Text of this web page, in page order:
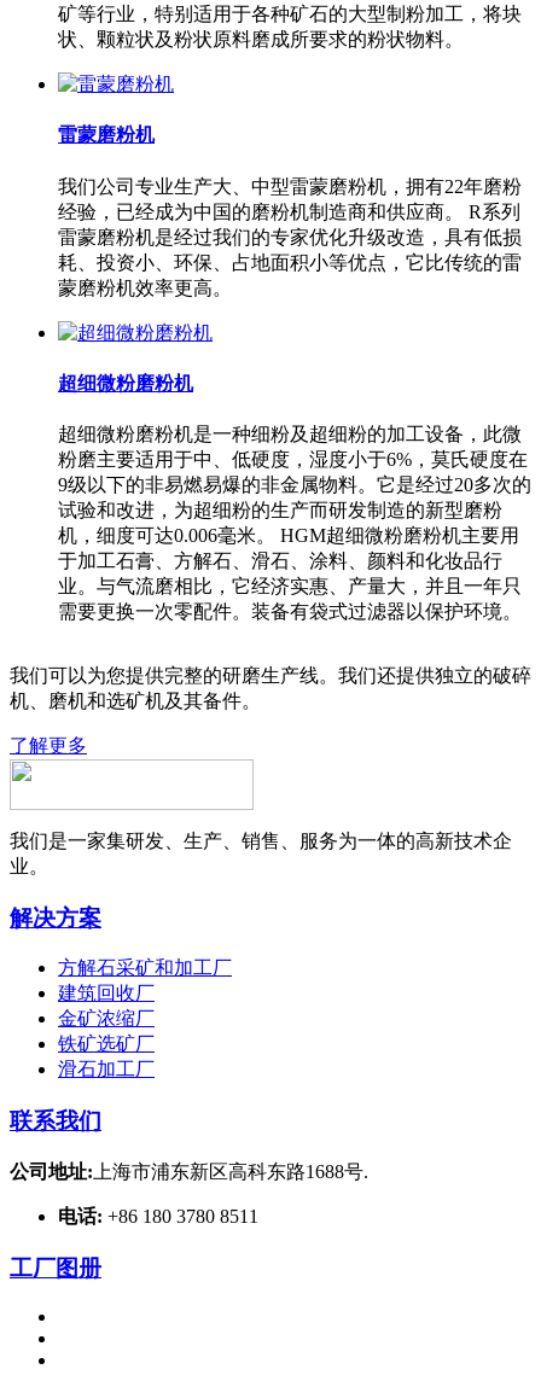
矿等行业，特别适用于各种矿石的大型制粉加工，将块
状、颗粒状及粉状原料磨成所要求的粉状物料。
雷蒙磨粉机
我们公司专业生产大、中型雷蒙磨粉机，拥有22年磨粉
经验，已经成为中国的磨粉机制造商和供应商。 R系列
雷蒙磨粉机是经过我们的专家优化升级改造，具有低损
耗、投资小、环保、占地面积小等优点，它比传统的雷
蒙磨粉机效率更高。
超细微粉磨粉机
超细微粉磨粉机是一种细粉及超细粉的加工设备，此微
粉磨主要适用于中、低硬度，湿度小于6%，莫氏硬度在
9级以下的非易燃易爆的非金属物料。它是经过20多次的
试验和改进，为超细粉的生产而研发制造的新型磨粉
机，细度可达0.006毫米。 HGM超细微粉磨粉机主要用
于加工石膏、方解石、滑石、涂料、颜料和化妆品行
业。与气流磨相比，它经济实惠、产量大，并且一年只
需要更换一次零配件。装备有袋式过滤器以保护环境。
我们可以为您提供完整的研磨生产线。我们还提供独立的破碎
机、磨机和选矿机及其备件。
了解更多
我们是一家集研发、生产、销售、服务为一体的高新技术企
业。
解决方案
方解石采矿和加工厂
建筑回收厂
金矿浓缩厂
铁矿选矿厂
滑石加工厂
联系我们
公司地址: 上海市浦东新区高科东路1688号.
电话: +86 180 3780 8511
工厂图册